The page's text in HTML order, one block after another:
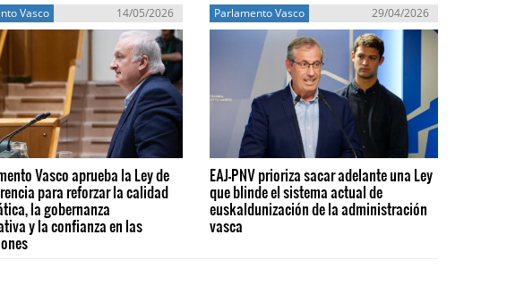
Vasco 14/05/2026
Vasco aprueba la Ley de
para reforzar la calidad
la gobernanza
y la confianza en las
Parlamento Vasco 29/04/2026
EAJ-PNV prioriza sacar adelante una Ley
que blinde el sistema actual de
euskaldunización de la administración
vasca